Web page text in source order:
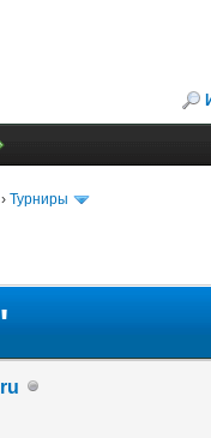
› Турниры